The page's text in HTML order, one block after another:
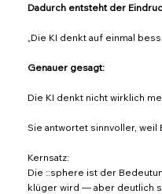
Dadurch entsteht der
„Die KI denkt auf einmal
Genauer gesagt:
Die KI denkt nicht wirklich
Sie antwortet sinnvoller,
Kernsatz:
Die ::sphere ist der
klüger wird — aber deutlich